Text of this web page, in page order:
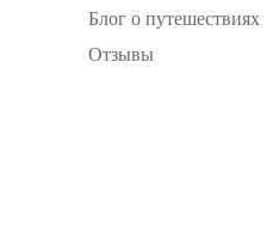
Блог о путешествиях
Отзывы